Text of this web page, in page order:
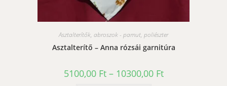
Asztalterítők, abroszok - pamut, poliészter
Asztalterítő – Anna rózsái garnitúra
5100,00 Ft – 10300,00 FtÁrtartomány:
5100,00 Ft